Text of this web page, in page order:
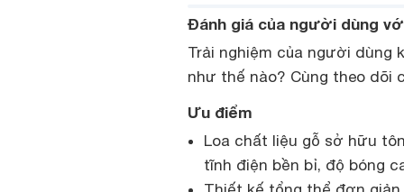
Đánh giá của người dùng
Trải nghiệm của người dùng
như thế nào? Cùng theo dõi
Ưu điểm
Loa chất liệu gỗ sở hữu
tĩnh điện bền bỉ, độ bóng